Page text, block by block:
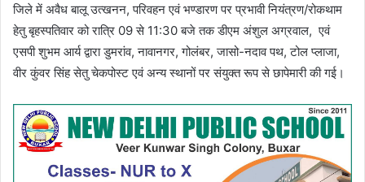
जिले में अवैध बालू उत्खनन, परिवहन एवं भण्डारण पर प्रभावी नियंत्रण/रोकथाम
हेतु बृहस्पतिवार को रात्रि 09 से 11:30 बजे तक डीएम अंशुल अग्रवाल, एवं
एसपी शुभम आर्य द्वारा डुमरांव, नावानगर, गोलंबर, जासो-नदाव पथ, टोल प्लाजा,
वीर कुंवर सिंह सेतु चेकपोस्ट एवं अन्य स्थानों पर संयुक्त रूप से छापेमारी की गई।